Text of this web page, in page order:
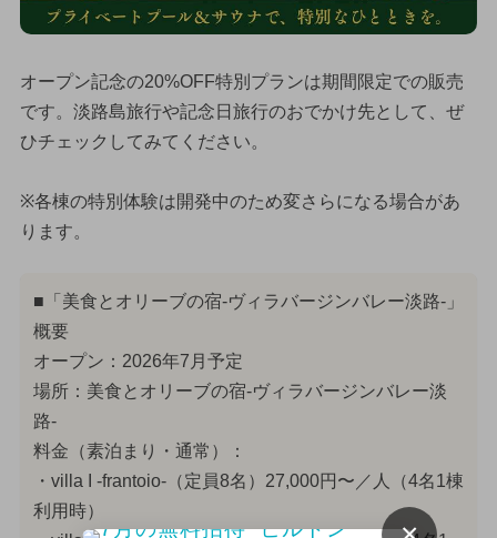
オープン記念の20%OFF特別プランは期間限定での販売
です。淡路島旅行や記念日旅行のおでかけ先として、ぜ
ひチェックしてみてください。
※各棟の特別体験は開発中のため変さらになる場合があ
ります。
■「美食とオリーブの宿-ヴィラバージンバレー淡路-」
概要
オープン：2026年7月予定
場所：美食とオリーブの宿-ヴィラバージンバレー淡
路-
料金（素泊まり・通常）：
・villa I -frantoio-（定員8名）27,000円〜／人（4名1棟
利用時）